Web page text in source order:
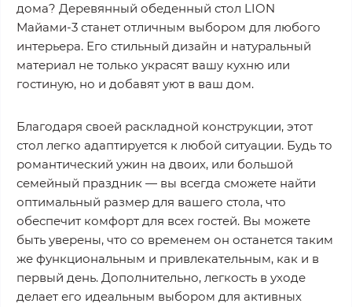
дома? Деревянный обеденный стол LION
Майами-3 станет отличным выбором для любого
интерьера. Его стильный дизайн и натуральный
материал не только украсят вашу кухню или
гостиную, но и добавят уют в ваш дом.
Благодаря своей раскладной конструкции, этот
стол легко адаптируется к любой ситуации. Будь то
романтический ужин на двоих, или большой
семейный праздник — вы всегда сможете найти
оптимальный размер для вашего стола, что
обеспечит комфорт для всех гостей. Вы можете
быть уверены, что со временем он останется таким
же функциональным и привлекательным, как и в
первый день. Дополнительно, легкость в уходе
делает его идеальным выбором для активных